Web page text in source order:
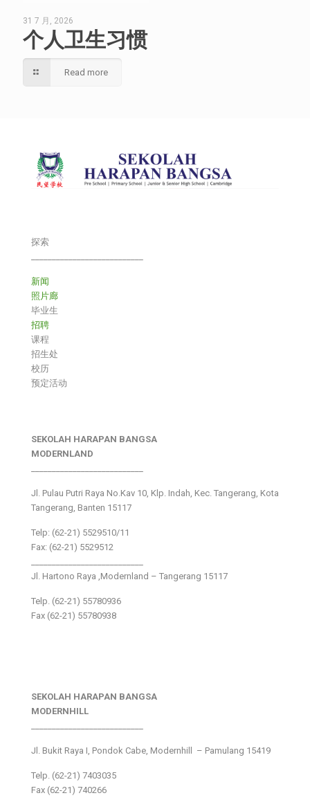
31 7 月, 2026
个人卫生习惯
Read more
探索
新闻
照片廊
毕业生
招聘
课程
招生处
校历
预定活动
SEKOLAH HARAPAN BANGSA
MODERNLAND
Jl. Pulau Putri Raya No.Kav 10, Klp. Indah, Kec. Tangerang, Kota
Tangerang, Banten 15117
Telp: (62-21) 5529510/11
Fax: (62-21) 5529512
Jl. Hartono Raya ,Modernland – Tangerang 15117
Telp. (62-21) 55780936
Fax (62-21) 55780938
SEKOLAH HARAPAN BANGSA
MODERNHILL
Jl. Bukit Raya I, Pondok Cabe, Modernhill – Pamulang 15419
Telp. (62-21) 7403035
Fax (62-21) 740266